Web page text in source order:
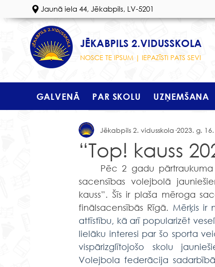
Jaunā iela 44, Jēkabpils, LV-5201
JĒKABPILS 2.VIDUSSKOLA
NOSCE TE IPSUM | IEPAZĪSTI PATS SEVI
GALVENĀ PAR SKOLU UZŅEMŠANA
“Top! kauss
Jēkabpils 2. vidusskola 2023. g.
sacensības volejbolā
kauss”. Šīs ir plaša mēroga
finālsacensībās Rīgā. Mērķis ir
attīstību, kā arī popularizēt
lielāku interesi par šo sporta
vispārizglītojošo skolu
Volejbola federācija